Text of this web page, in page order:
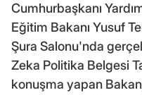
Cumhurbaşkanı
Eğitim Bakanı Yusuf
Şura Salonu'nda
Zeka Politika Belgesi
konuşma yapan